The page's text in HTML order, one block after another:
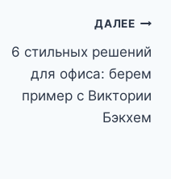
ДАЛЕЕ
6 стильных решений
для офиса: берем
пример с Виктории
Бэкхем